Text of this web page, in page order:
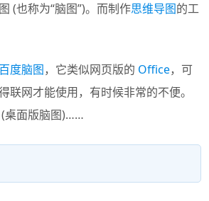
(也称为“脑图”)。而制作思维导图的工
度脑图，它类似网页版的 Office，可
网才能使用，有时候非常的不便。
面版脑图)……